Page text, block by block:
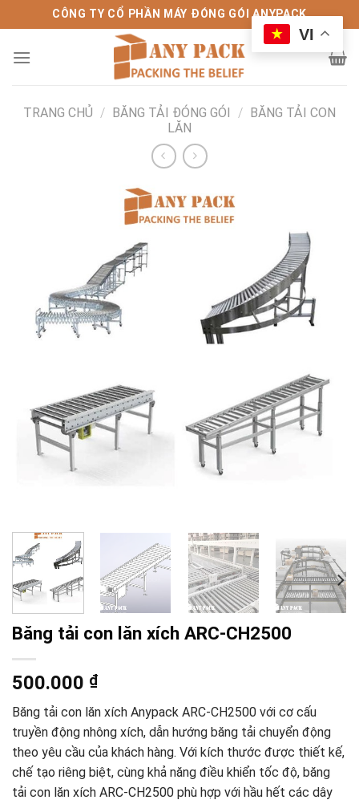
qua
nội
CÔNG TY CỔ PHẦN MÁY ĐÓNG GÓI ANYPACK
TRANG CHỦ / BĂNG TẢI ĐÓNG GÓI / BĂNG TẢI CON
LĂN
Băng tải con lăn xích ARC-CH2500
500.000 ₫
Băng tải con lăn xích Anypack ARC-CH2500 với cơ cấu
truyền động nhông xích, dẫn hướng băng tải chuyển động
theo yêu cầu của khách hàng. Với kích thước được thiết kế,
chế tạo riêng biệt, cùng khả năng điều khiển tốc độ, băng
tải con lăn xích ARC-CH2500 phù hợp với hầu hết các dây
VI